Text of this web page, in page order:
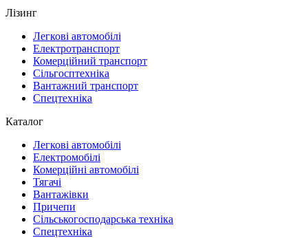
Лізинг
Легкові автомобілі
Електротранспорт
Комерційний транспорт
Сільгосптехніка
Вантажний транспорт
Спецтехніка
Каталог
Легкові автомобілі
Електромобілі
Комерційні автомобілі
Тягачі
Вантажівки
Причепи
Сільськогосподарська техніка
Спецтехніка